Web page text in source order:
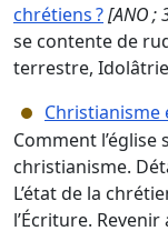
chrétiens ?[ANO ;
se contente de
terrestre,
Comment l’église
christianisme.
L’état de la
l’Écriture.